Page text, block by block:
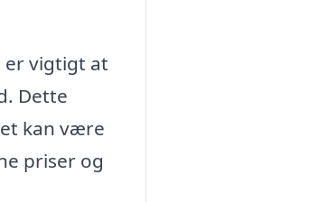
er vigtigt at
Dette
kan være
priser og